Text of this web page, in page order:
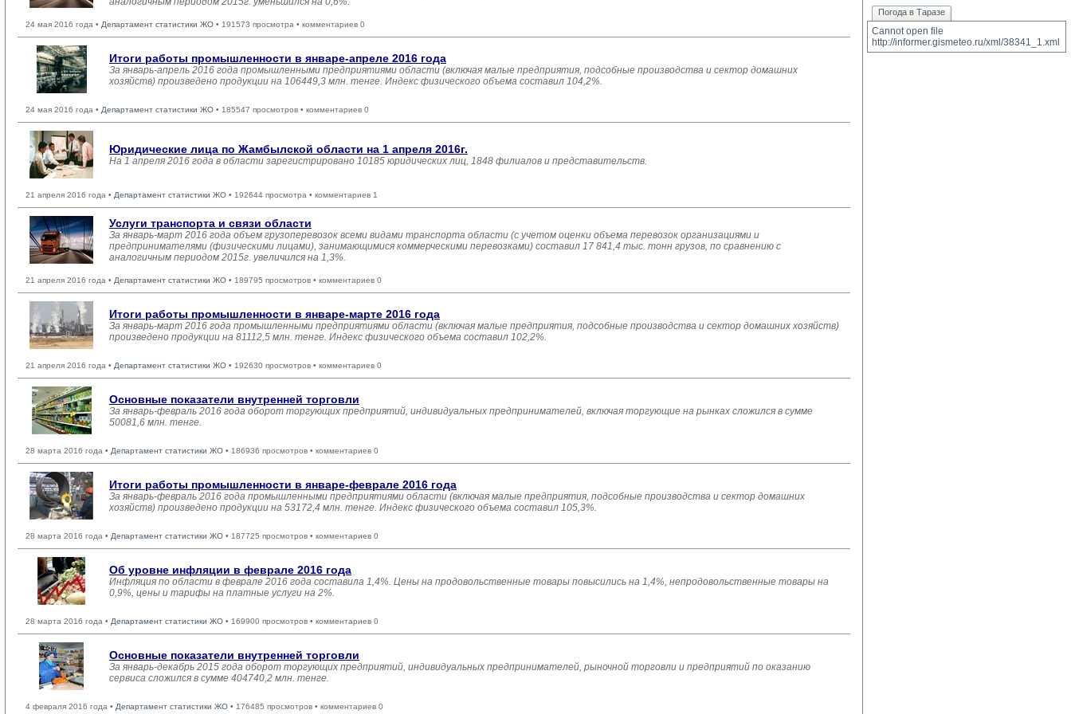
24 мая 2016 года • Департамент статистики ЖО • 191573 просмотра • комментариев 0
Итоги работы промышленности в январе-апреле 2016 года
За январь-апрель 2016 года промышленными предприятиями области (включая малые предприятия, подсобные производства и сектор домашних
хозяйств) произведено продукции на 106449,3 млн. тенге. Индекс физического объема составил 104,2%.
24 мая 2016 года • Департамент статистики ЖО • 185547 просмотров • комментариев 0
Юридические лица по Жамбылской области на 1 апреля 2016г.
На 1 апреля 2016 года в области зарегистрировано 10185 юридических лиц, 1848 филиалов и представительств.
21 апреля 2016 года • Департамент статистики ЖО • 192644 просмотра • комментариев 1
Услуги транспорта и связи области
За январь-март 2016 года объем грузоперевозок всеми видами транспорта области (с учетом оценки объема перевозок организациями и
предпринимателями (физическими лицами), занимающимися коммерческими перевозками) составил 17 841,4 тыс. тонн грузов, по сравнению с
аналогичным периодом 2015г. увеличился на 1,3%.
21 апреля 2016 года • Департамент статистики ЖО • 189795 просмотров • комментариев 0
Итоги работы промышленности в январе-марте 2016 года
За январь-март 2016 года промышленными предприятиями области (включая малые предприятия, подсобные производства и сектор домашних хозяйств)
произведено продукции на 81112,5 млн. тенге. Индекс физического объема составил 102,2%.
21 апреля 2016 года • Департамент статистики ЖО • 192630 просмотров • комментариев 0
Основные показатели внутренней торговли
За январь-февраль 2016 года оборот торгующих предприятий, индивидуальных предпринимателей, включая торгующие на рынках сложился в сумме
50081,6 млн. тенге.
28 марта 2016 года • Департамент статистики ЖО • 186936 просмотров • комментариев 0
Итоги работы промышленности в январе-феврале 2016 года
За январь-февраль 2016 года промышленными предприятиями области (включая малые предприятия, подсобные производства и сектор домашних
хозяйств) произведено продукции на 53172,4 млн. тенге. Индекс физического объема составил 105,3%.
28 марта 2016 года • Департамент статистики ЖО • 187725 просмотров • комментариев 0
Об уровне инфляции в феврале 2016 года
Инфляция по области в феврале 2016 года составила 1,4%. Цены на продовольственные товары повысились на 1,4%, непродовольственные товары на
0,9%, цены и тарифы на платные услуги на 2%.
28 марта 2016 года • Департамент статистики ЖО • 169900 просмотров • комментариев 0
Основные показатели внутренней торговли
За январь-декабрь 2015 года оборот торгующих предприятий, индивидуальных предпринимателей, рыночной торговли и предприятий по оказанию
сервиса сложился в сумме 404740,2 млн. тенге.
4 февраля 2016 года • Департамент статистики ЖО • 176485 просмотров • комментариев 0
Погода в Таразе
Cannot open file
http://informer.gismeteo.ru/xml/38341_1.xml